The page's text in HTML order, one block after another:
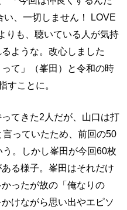
、一切しません！ LOVE
りも、聴いている人が気持
ような。改心しました
て」（峯田）と令和の時
すことに。
てきた2人だが、山口は打
っていたため、前回の50
。しかし峯田が今回60枚
る様子。峯田はそれだけ
ったが故の「俺なりの
けながら思い出やエピソ